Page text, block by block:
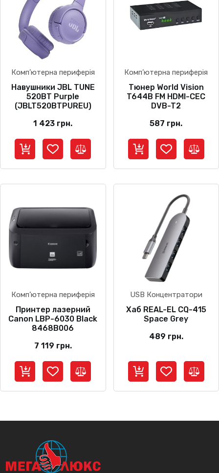
Комп’ютерна периферія
Навушники JBL TUNE
520BT Purple
(JBLT520BTPUREU)
1 423 грн.
Комп’ютерна периферія
Тюнер World Vision
T644B FM HDMI-CEC
DVB-T2
587 грн.
Комп’ютерна периферія
Принтер лазерний
Canon LBP-6030 Black
8468B006
7 119 грн.
USB Концентратори
Хаб REAL-EL CQ-415
Space Grey
489 грн.